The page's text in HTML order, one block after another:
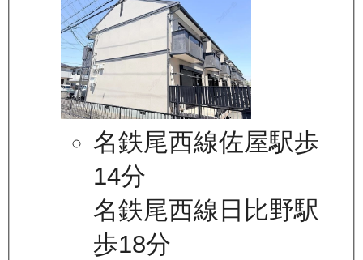
名鉄尾西線佐屋駅歩
14分
名鉄尾西線日比野駅
歩18分